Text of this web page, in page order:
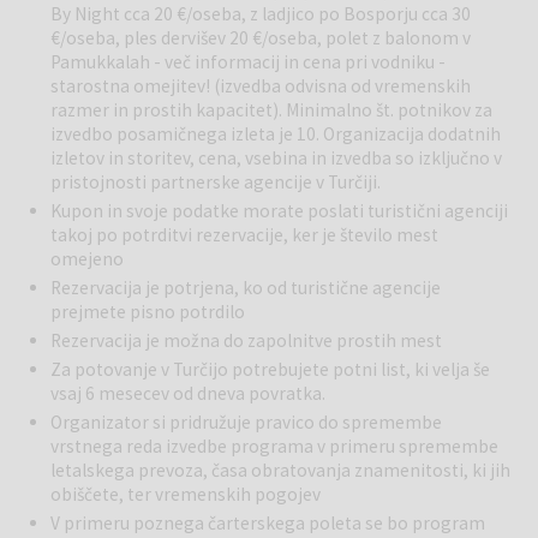
iz zemlje, kot ogromne gobe, medtem ko vas v stene vklesane hiše
in elegantni hoteli opazujejo z vseh strani. Prvi pribežniki so se na
tem področju naselili v 7 st. Kasneje so jim sledili menihi, ki so tu
izdolbli cerkve, kapele in samostane. Popoldan možna udeležba na
fakultativnem izletu (za plačilo). Večerja in nočitev na območju
Kapadokije.
5. dan:
Göreme – Uchisar. Zajtrk. Danes se nam pridružite pri
ogledu Göreme, kjer si boste ogledali podzemno jamsko cerkev, ki
je pod zaščito organizacije Unesco in velja za kulturni spomenik.
Tukaj se je narava predala fantaziji; pokrajina sestoji iz kamnitih
sten, piramidnih kamnov in kegljev iz lehnjaka, ki so preluknjani kot
mravljišče. Nato vas popeljemo skozi dolino Simon ali „Dolino
menihov“ imenovano tudi „Dolina pravljičnih dimnikov“. Pokrajina je s
svojimi izoliranimi ali združenimi oblikami, ki segajo tudi do preko
deset metrov v višino, tako unikatna in popolna, da človek obnemi.
Vožnja do Uchisarja, kjer je predviden kratek postanek za zunanji
ogled te dihjemajoče pokrajine. Nato obiščemo tkalnico preprog in
spoznamo postopek izdelave preproge, vse od pridobivanja
naravnih materialov: svile, bombaža in volne - do končnega izdelka.
Za zaključek dneva se bomo sprehodili še po čudovitem mestu
By Night cca 20 €/oseba, z ladjico po Bosporju cca 30
€/oseba, ples dervišev 20 €/oseba, polet z balonom v
Pamukkalah - več informacij in cena pri vodniku -
starostna omejitev! (izvedba odvisna od vremenskih
razmer in prostih kapacitet). Minimalno št. potnikov za
izvedbo posamičnega izleta je 10. Organizacija dodatnih
izletov in storitev, cena, vsebina in izvedba so izključno v
pristojnosti partnerske agencije v Turčiji.
Kupon in svoje podatke morate poslati turistični agenciji
takoj po potrditvi rezervacije, ker je število mest
omejeno
Rezervacija je potrjena, ko od turistične agencije
prejmete pisno potrdilo
Rezervacija je možna do zapolnitve prostih mest
Za potovanje v Turčijo potrebujete potni list, ki velja še
vsaj 6 mesecev od dneva povratka.
Organizator si pridružuje pravico do spremembe
vrstnega reda izvedbe programa v primeru spremembe
letalskega prevoza, časa obratovanja znamenitosti, ki jih
obiščete, ter vremenskih pogojev
V primeru poznega čarterskega poleta se bo program